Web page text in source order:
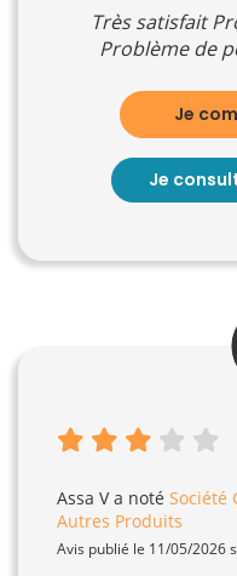
Très satisfait
Problème de
Je
Je
Assa Va noté Société
Autres Produits
Avis publié le 11/05/2026